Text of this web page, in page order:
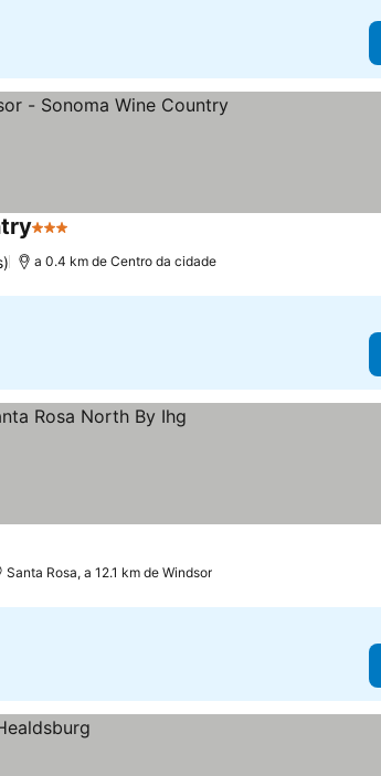
3 Estrelas
a 0.4 km de Centro da cidade
Santa Rosa, a 12.1 km de Windsor